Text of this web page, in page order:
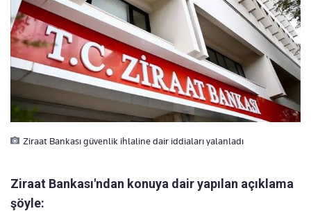
Ziraat Bankası güvenlik ihlaline dair iddiaları yalanladı
Ziraat Bankası'ndan konuya dair yapılan açıklama
şöyle: